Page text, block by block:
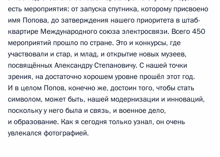
есть мероприятия: от запуска спутника, которому присвоено
имя Попова, до затверждения нашего приоритета в штаб-
квартире Международного союза электросвязи. Всего 450
мероприятий прошло по стране. Это и конкурсы, где
участвовали и стар, и млад, и открытие новых музеев,
посвящённых Александру Степановичу. С нашей точки
зрения, на достаточно хорошем уровне прошёл этот год.
И в целом Попов, конечно же, достоин того, чтобы стать
символом, может быть, нашей модернизации и инноваций,
поскольку у него была и связь, и военное дело,
и образование. Как я сегодня только узнал, он очень
увлекался фотографией.